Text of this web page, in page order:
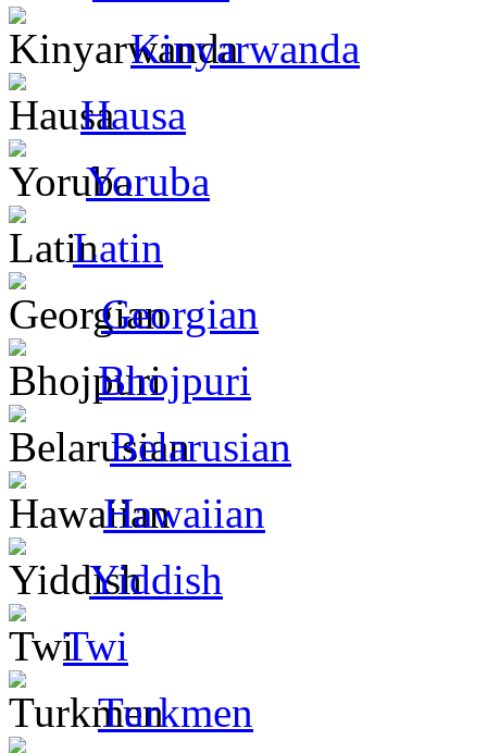
Kinyarwanda
Hausa
Yoruba
Latin
Georgian
Bhojpuri
Belarusian
Hawaiian
Yiddish
Twi
Turkmen